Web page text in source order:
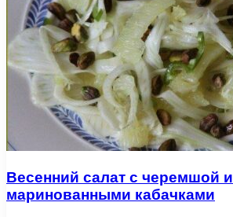
Весенний салат с черемшой и
маринованными кабачками